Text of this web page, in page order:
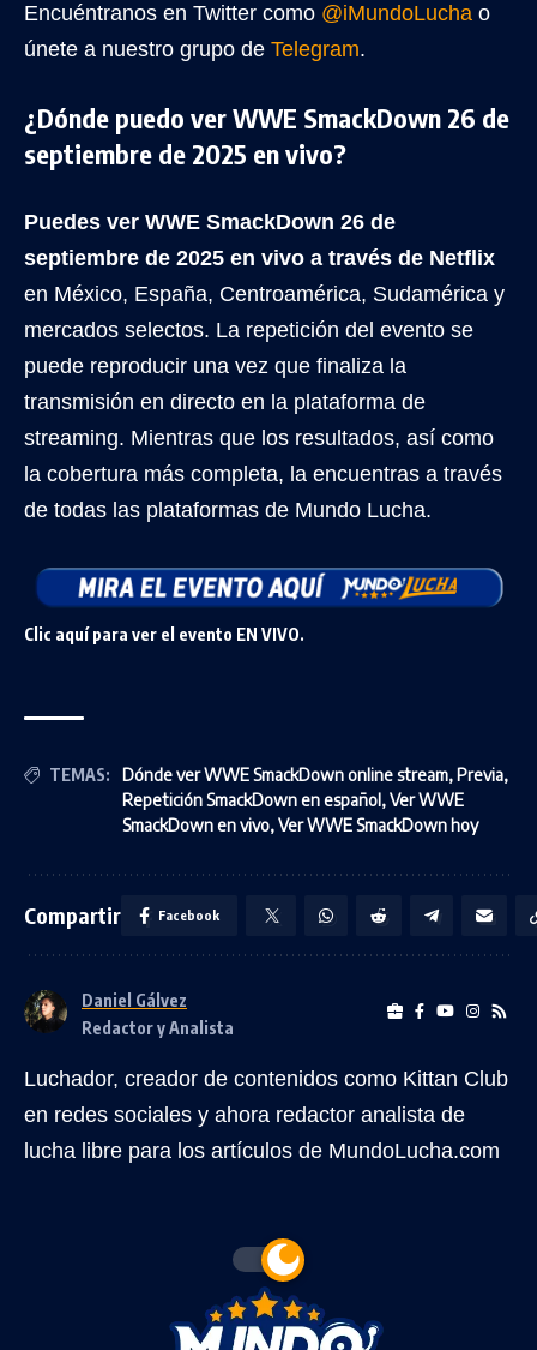
Encuéntranos en Twitter como @iMundoLucha o
únete a nuestro grupo de Telegram.
¿Dónde puedo ver WWE SmackDown 26 de
septiembre de 2025 en vivo?
Puedes ver WWE SmackDown 26 de
septiembre de 2025 en vivo a través de Netflix
en México, España, Centroamérica, Sudamérica y
mercados selectos. La repetición del evento se
puede reproducir una vez que finaliza la
transmisión en directo en la plataforma de
streaming. Mientras que los resultados, así como
la cobertura más completa, la encuentras a través
de todas las plataformas de Mundo Lucha.
Clic aquí para ver el evento EN VIVO.
TEMAS: Dónde ver WWE SmackDown online stream,Previa,
Repetición SmackDown en español,Ver WWE
SmackDown en vivo,Ver WWE SmackDown hoy
Compartir Facebook
Daniel Gálvez
Redactor y Analista
Luchador, creador de contenidos como Kittan Club
en redes sociales y ahora redactor analista de
lucha libre para los artículos de MundoLucha.com